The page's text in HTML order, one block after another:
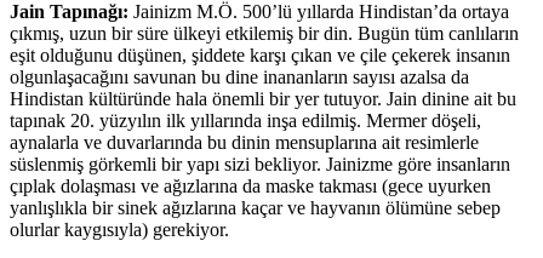
Jain Tapınağı: Jainizm M.Ö. 500’lü yıllarda Hindistan’da ortaya
çıkmış, uzun bir süre ülkeyi etkilemiş bir din. Bugün tüm canlıların
eşit olduğunu düşünen, şiddete karşı çıkan ve çile çekerek insanın
olgunlaşacağını savunan bu dine inananların sayısı azalsa da
Hindistan kültüründe hala önemli bir yer tutuyor. Jain dinine ait bu
tapınak 20. yüzyılın ilk yıllarında inşa edilmiş. Mermer döşeli,
aynalarla ve duvarlarında bu dinin mensuplarına ait resimlerle
süslenmiş görkemli bir yapı sizi bekliyor. Jainizme göre insanların
çıplak dolaşması ve ağızlarına da maske takması (gece uyurken
yanlışlıkla bir sinek ağızlarına kaçar ve hayvanın ölümüne sebep
olurlar kaygısıyla) gerekiyor.